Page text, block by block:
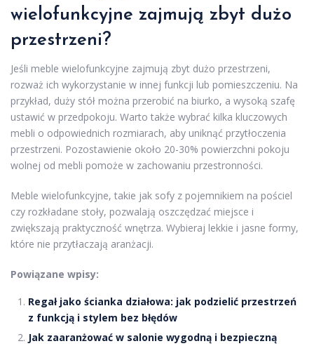
wielofunkcyjne zajmują zbyt dużo
przestrzeni?
Jeśli meble wielofunkcyjne zajmują zbyt dużo przestrzeni,
rozważ ich wykorzystanie w innej funkcji lub pomieszczeniu. Na
przykład, duży stół można przerobić na biurko, a wysoką szafę
ustawić w przedpokoju. Warto także wybrać kilka kluczowych
mebli o odpowiednich rozmiarach, aby uniknąć przytłoczenia
przestrzeni. Pozostawienie około 20-30% powierzchni pokoju
wolnej od mebli pomoże w zachowaniu przestronności.
Meble wielofunkcyjne, takie jak sofy z pojemnikiem na pościel
czy rozkładane stoły, pozwalają oszczędzać miejsce i
zwiększają praktyczność wnętrza. Wybieraj lekkie i jasne formy,
które nie przytłaczają aranżacji.
Powiązane wpisy:
Regał jako ścianka działowa: jak podzielić przestrzeń
z funkcją i stylem bez błędów
Jak zaaranżować w salonie wygodną i bezpieczną